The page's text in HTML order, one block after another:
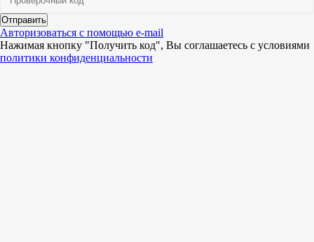
Отправить
Авторизоваться с помощью e-mail
Нажимая кнопку "Получить код", Вы соглашаетесь c условиями
политики конфиденциальности